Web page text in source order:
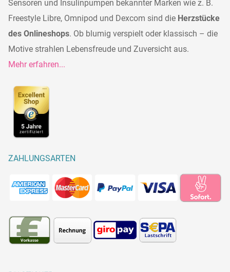
Sensoren und Insulinpumpen bekannter Marken wie z. B.
Freestyle Libre, Omnipod und Dexcom sind die Herzstücke
des Onlineshops. Ob blumig verspielt oder klassisch – die
Motive strahlen Lebensfreude und Zuversicht aus.
Mehr erfahren...
ZAHLUNGSARTEN